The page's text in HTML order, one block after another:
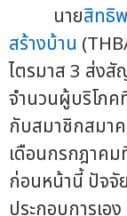
นายสิทธิ
สร้างบ้าน
ไตรมาส 3 ส่ง
จำนวนผู้บริโภค
กับสมาชิกสมา
เดือนกรกฎาคม
ก่อนหน้านี้ ปัจจั
ประกอบการเอ